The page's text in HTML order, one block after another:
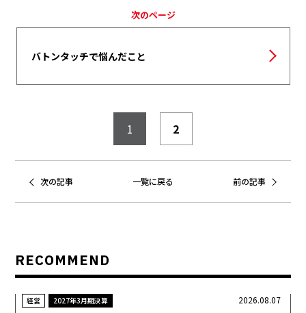
次のページ
バトンタッチで悩んだこと
1 2
次の記事 一覧に戻る 前の記事
RECOMMEND
経営 2027年3月期決算 2026.08.07